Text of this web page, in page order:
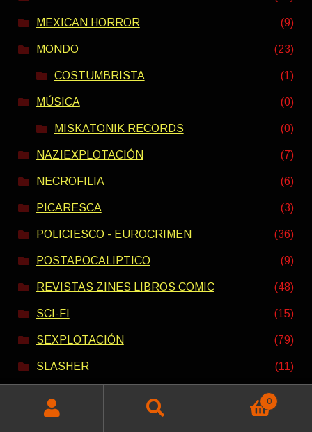
MEXICAN HORROR (9)
MONDO (23)
COSTUMBRISTA (1)
MÚSICA (0)
MISKATONIK RECORDS (0)
NAZIEXPLOTACIÓN (7)
NECROFILIA (6)
PICARESCA (3)
POLICIESCO - EUROCRIMEN (36)
POSTAPOCALIPTICO (9)
REVISTAS ZINES LIBROS COMIC (48)
SCI-FI (15)
SEXPLOTACIÓN (79)
SLASHER (11)
(57)
CANÍBALES
Buscar
0